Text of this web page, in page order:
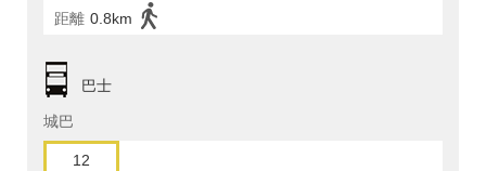
距離 0.8km
巴士
城巴
12